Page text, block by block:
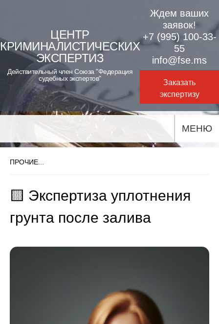
content
ЦЕНТР
КРИМИНАЛИСТИЧЕСКИХ
ЭКСПЕРТИЗ
Действительный член Союза "Федерация
судебных экспертов"
Ждем ваших
заявок!
+7 (995) 100-33-
55
info@fse.ms
Заказать
экспертизу
МЕНЮ
ПРОЧИЕ...
🟨 Экспертиза уплотнения
грунта после залива